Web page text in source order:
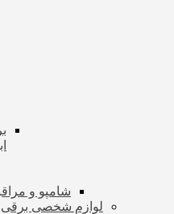
شامپو و
لوازم شخصی برقی